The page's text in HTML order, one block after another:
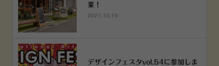
業！
2021.10.19
デザインフェスタvol.54に参加しま